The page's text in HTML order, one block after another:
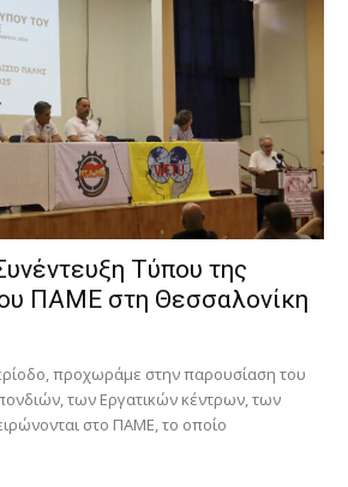
Τύπου της
ΠΑΜΕ στη Θεσσαλονίκη
προχωράμε στην παρουσίαση του
των Εργατικών κέντρων, των
στο ΠΑΜΕ, το οποίο